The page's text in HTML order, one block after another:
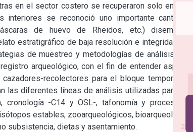
en el sector costero se recuperaron solo entierros
se reconoció uno importante cantidad y
de huevo de Rheidos, etc.) diseminados
estratigráfico de baja resolución e integridad. Esta
de muestreo y metodologías de análisis, a los
arqueológico, con el fin de entender aspectos
recolectores para el bloque temporal bajo
las diferentes líneas de análisis utilizadas para lidiar
cronología -C14 y OSL-, tafonomía y procesos de
estables, zooarqueológicos, bioarqueológicos
subsistencia, dietas y asentamiento.